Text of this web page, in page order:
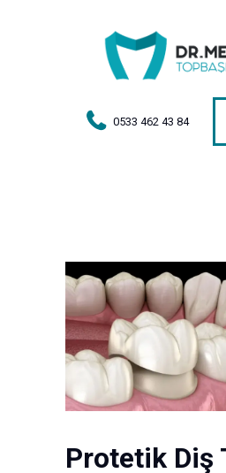
0533 462 43 84
Anasayfa
Tedaviler
Hakkımda
İletişim
Protetik Diş